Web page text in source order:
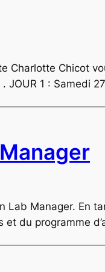
Charlotte Chicot
JOUR 1 : Samedi
Lab Manager.
du programme